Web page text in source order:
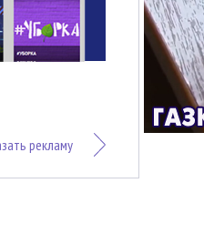
рекламу